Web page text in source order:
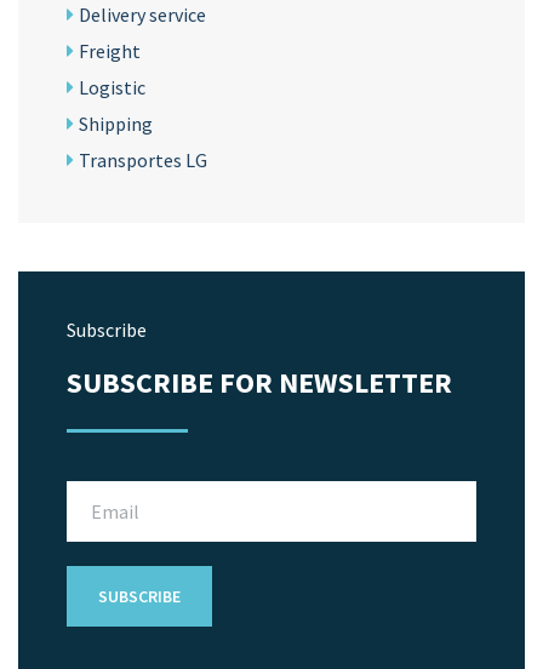
Delivery service
Freight
Logistic
Shipping
Transportes LG
Subscribe
SUBSCRIBE FOR NEWSLETTER